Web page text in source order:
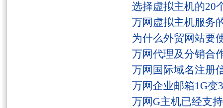
选择虚拟主机的20
万网虚拟主机服务
为什么外贸网站要
万网代理及分销合
万网国际域名注册
万网企业邮箱1G变
万网G主机已经支